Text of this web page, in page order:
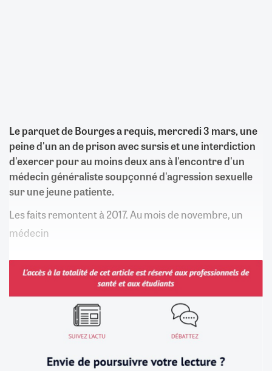
Le parquet de Bourges a requis, mercredi 3 mars, une
peine d'un an de prison avec sursis et une interdiction
d'exercer pour au moins deux ans à l'encontre d'un
médecin généraliste soupçonné d'agression sexuelle
sur une jeune patiente.
Les faits remontent à 2017. Au mois de novembre, un
médecin